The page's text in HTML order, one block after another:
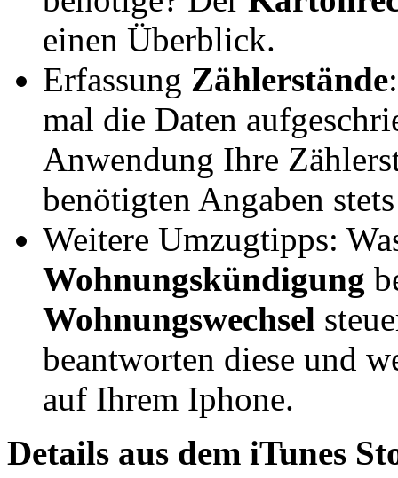
einen Überblick.
Erfassung Zählerstände
mal die Daten
Anwendung Ihre
benötigten Angaben
Weitere Umzugtipps:
Wohnungskündigung
Wohnungswechsel
beantworten diese und
auf Ihrem Iphone.
Details aus dem iTunes